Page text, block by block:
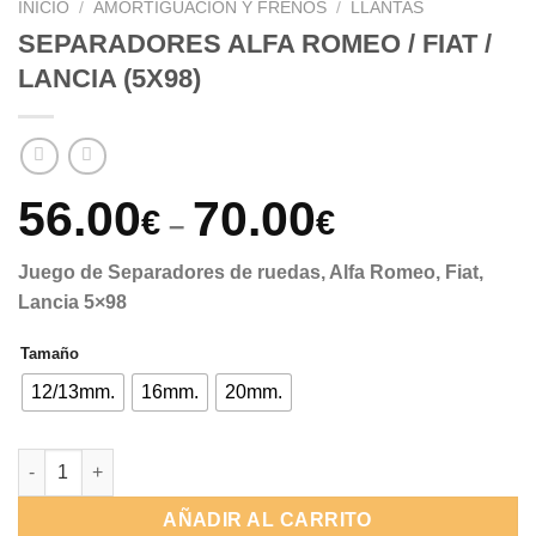
INICIO / AMORTIGUACIÓN Y FRENOS / LLANTAS
SEPARADORES ALFA ROMEO / FIAT /
LANCIA (5X98)
56.00€ – 70.00€
Juego de Separadores de ruedas, Alfa Romeo, Fiat,
Lancia 5×98
Tamaño
12/13mm. 16mm. 20mm.
SEPARADORES ALFA ROMEO / FIAT / LANCIA (5X98) cantidad
AÑADIR AL CARRITO